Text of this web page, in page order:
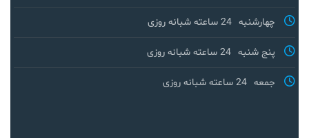
چهارشنبه 24 ساعته شبانه روزی
پنج شنبه 24 ساعته شبانه روزی
جمعه 24 ساعته شبانه روزی